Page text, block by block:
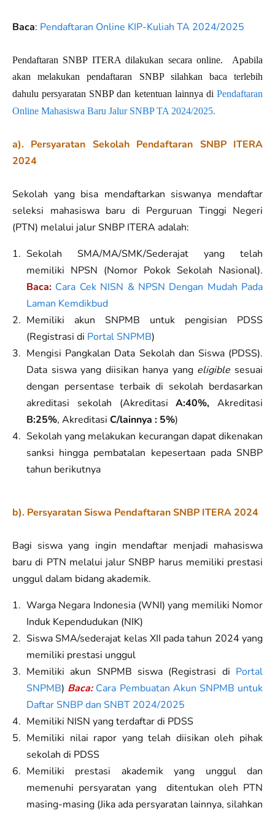
Baca: Pendaftaran Online KIP-Kuliah TA 2024/2025
Pendaftaran SNBP ITERA dilakukan secara online. Apabila
akan melakukan pendaftaran SNBPsilahkan baca terlebih
dahulu persyaratan SNBPdan ketentuan lainnya di Pendaftaran
Online Mahasiswa Baru Jalur SNBP TA 2024/2025.
a). Persyaratan Sekolah Pendaftaran SNBP ITERA
2024
Sekolah yang bisa mendaftarkan siswanya mendaftar
seleksi mahasiswa baru di Perguruan Tinggi Negeri
(PTN) melalui jalur SNBP ITERA adalah:
Sekolah SMA/MA/SMK/Sederajat yang telah
memiliki NPSN (Nomor Pokok Sekolah Nasional).
Baca: Cara Cek NISN & NPSN Dengan Mudah Pada
Laman Kemdikbud
Memiliki akun SNPMB untuk pengisian PDSS
(Registrasi di Portal SNPMB)
Mengisi Pangkalan Data Sekolah dan Siswa (PDSS).
Data siswa yang diisikan hanya yang eligible sesuai
dengan persentase terbaik di sekolah berdasarkan
akreditasi sekolah (AkreditasiA:40%, Akreditasi
B:25%, Akreditasi C/lainnya : 5%)
Sekolah yang melakukan kecurangan dapat dikenakan
sanksi hingga pembatalan kepesertaan pada SNBP
tahun berikutnya
b). Persyaratan Siswa Pendaftaran SNBP ITERA 2024
Bagi siswa yang ingin mendaftar menjadi mahasiswa
baru di PTN melalui jalur SNBP harus memiliki prestasi
unggul dalam bidang akademik.
Warga Negara Indonesia (WNI) yang memiliki Nomor
Induk Kependudukan (NIK)
Siswa SMA/sederajat kelas XII pada tahun 2024 yang
memiliki prestasi unggul
Memiliki akun SNPMB siswa (Registrasi di Portal
SNPMB) Baca: Cara Pembuatan Akun SNPMB untuk
Daftar SNBP dan SNBT 2024/2025
Memiliki NISN yang terdaftar di PDSS
Memiliki nilai rapor yang telah diisikan oleh pihak
sekolah di PDSS
Memiliki prestasi akademik yang unggul dan
memenuhi persyaratan yang ditentukan oleh PTN
masing-masing (Jika ada persyaratan lainnya, silahkan